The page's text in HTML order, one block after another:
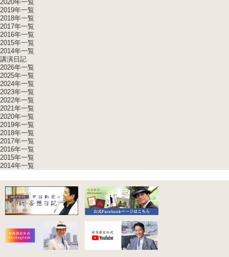
2020年一覧
2019年一覧
2018年一覧
2017年一覧
2016年一覧
2015年一覧
2014年一覧
講演日記
2026年一覧
2025年一覧
2024年一覧
2023年一覧
2022年一覧
2021年一覧
2020年一覧
2019年一覧
2018年一覧
2017年一覧
2016年一覧
2015年一覧
2014年一覧